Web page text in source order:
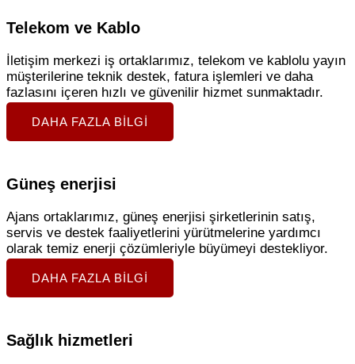
Telekom ve Kablo
İletişim merkezi iş ortaklarımız, telekom ve kablolu yayın
müşterilerine teknik destek, fatura işlemleri ve daha
fazlasını içeren hızlı ve güvenilir hizmet sunmaktadır.
DAHA FAZLA BILGI
Güneş enerjisi
Ajans ortaklarımız, güneş enerjisi şirketlerinin satış,
servis ve destek faaliyetlerini yürütmelerine yardımcı
olarak temiz enerji çözümleriyle büyümeyi destekliyor.
DAHA FAZLA BILGI
Sağlık hizmetleri